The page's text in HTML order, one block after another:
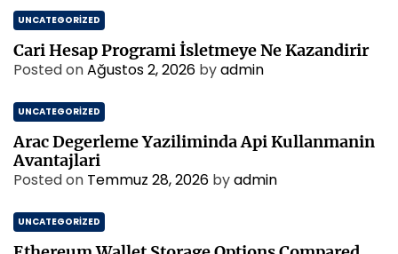
UNCATEGORIZED
Cari Hesap Programi İsletmeye Ne Kazandirir
Posted onAğustos 2, 2026 byadmin
UNCATEGORIZED
Arac Degerleme Yaziliminda Api Kullanmanin
Avantajlari
Posted on Temmuz 28, 2026 byadmin
UNCATEGORIZED